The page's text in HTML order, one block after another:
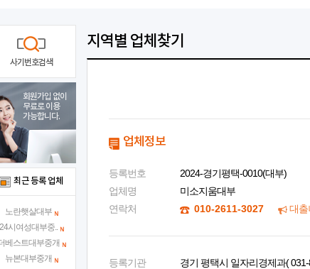
지역별 업체찾기
업체정보
등록번호
2024-경기평택-0010(대부)
업체명
미소지움대부
연락처
010-2611-3027 대출
등록기관
경기 평택시 일자리경제과(
사기번호검색
회원가입 없이
무료로 이용
가능합니다.
최근 등록 업체
노란햇살대부
시여성대부중..
베스트대부중개
뉴본대부중개